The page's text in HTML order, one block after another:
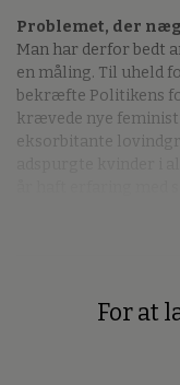
Problemet, der
Man har derfor bedt
en måling. Til uheld
bekræfte Politikens
krævede nye
eksorbitante
For at